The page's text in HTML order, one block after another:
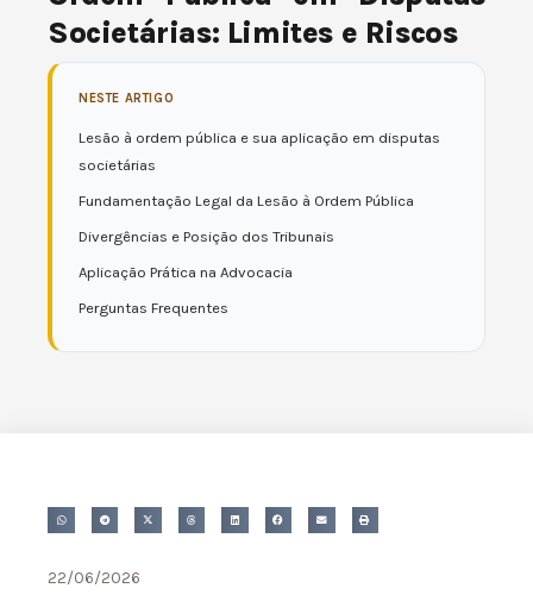
Societárias: Limites e Riscos
NESTE ARTIGO
Lesão à ordem pública e sua aplicação em disputas
societárias
Fundamentação Legal da Lesão à Ordem Pública
Divergências e Posição dos Tribunais
Aplicação Prática na Advocacia
Perguntas Frequentes
22/06/2026